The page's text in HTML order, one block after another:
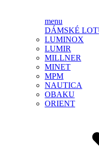
menu
DÁMSKÉ
LUMINOX
LUMIR
MILLNER
MINET
MPM
NAUTICA
OBAKU
ORIENT